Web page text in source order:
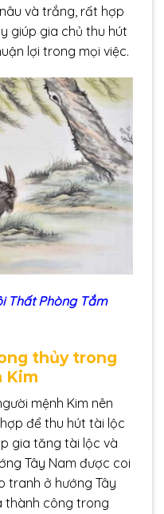
và trắng, rất hợp
giúp gia chủ thu hút
lợi trong mọi việc.
Thất Phòng Tắm
thủy trong
Kim
mệnh Kim nên
để thu hút tài lộc
gia tăng tài lộc và
Tây Nam được coi
tranh ở hướng Tây
thành công trong